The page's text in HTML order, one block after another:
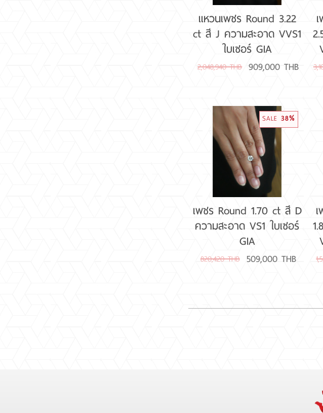
แหวนเพชร Round 3.22
ct สี J ความสะอาด VVS1
ใบเซอร์ GIA
2,048,940 THB 909,000 THB
SALE 38%
เพชร Round 1.70 ct สี D
ความสะอาด VS1 ใบเซอร์
GIA
820,420 THB 509,000 THB